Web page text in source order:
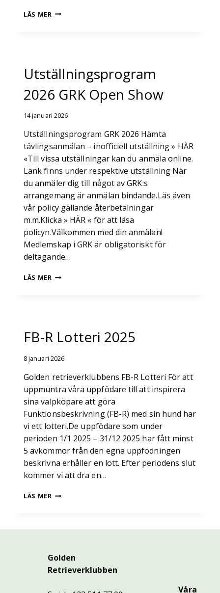
LÄS MER ANMÄLAN
Utställningsprogram
2026 GRK Open Show
14 januari 2026
Utställningsprogram GRK 2026 Hämta
tävlingsanmälan – inofficiell utställning » HÄR
«Till vissa utställningar kan du anmäla online.
Länk finns under respektive utställning När
du anmäler dig till något av GRK:s
arrangemang är anmälan bindande.Läs även
vår policy gällande återbetalningar
m.m.Klicka » HÄR « för att läsa
policyn.Välkommen med din anmälan!
Medlemskap i GRK är obligatoriskt för
deltagande…
LÄS MER UTSTÄLLNINGSPROGRAM
FB-R Lotteri 2025
8 januari 2026
Golden retrieverklubbens FB-R Lotteri För att
uppmuntra våra uppfödare till att inspirera
sina valpköpare att göra
Funktionsbeskrivning (FB-R) med sin hund har
vi ett lotteri.De uppfödare som under
perioden 1/1 2025 – 31/12 2025 har fått minst
5 avkommor från den egna uppfödningen
beskrivna erhåller en lott. Efter periodens slut
kommer vi att dra en…
LÄS MER FB-
Golden
Retrieverklubben
Våra